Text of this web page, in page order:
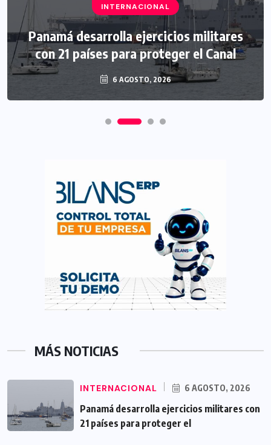
INTERNACIONAL
Panamá desarrolla ejercicios militares
con 21 países para proteger el Canal
6 AGOSTO, 2026
MÁS NOTICIAS
INTERNACIONAL 6 AGOSTO, 2026
Panamá desarrolla ejercicios militares con
21 países para proteger el